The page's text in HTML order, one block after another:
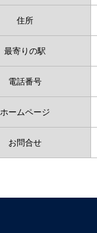
住所
最寄りの駅
電話番号
ホームページ
お問合せ